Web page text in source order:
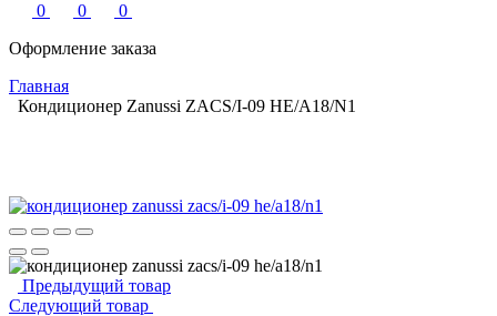
0
0
0
Оформление заказа
Главная
Кондиционер Zanussi ZACS/I-09 HE/A18/N1
Предыдущий товар
Следующий товар